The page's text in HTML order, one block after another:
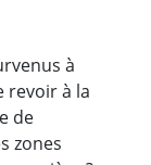
à
revoir à la
de
zones